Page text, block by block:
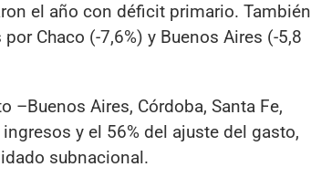
el año con déficit primario. También
Chaco (-7,6%) y Buenos Aires (-5,8
Aires, Córdoba, Santa Fe,
y el 56% del ajuste del gasto,
subnacional.